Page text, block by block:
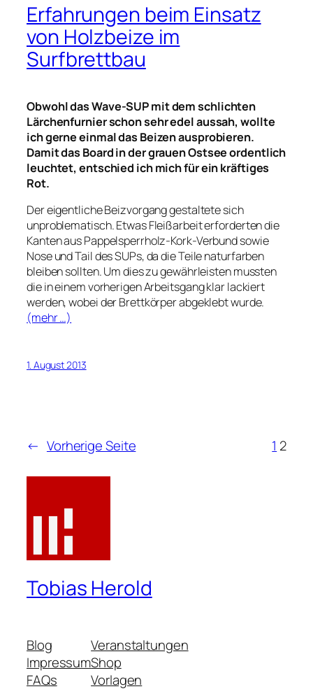
Erfahrungen beim Einsatz
von Holzbeize im
Surfbrettbau
Obwohl das Wave-SUP mit dem schlichten
Lärchenfurnier schon sehr edel aussah, wollte
ich gerne einmal das Beizen ausprobieren.
Damit das Board in der grauen Ostsee ordentlich
leuchtet, entschied ich mich für ein kräftiges
Rot.
Der eigentliche Beizvorgang gestaltete sich
unproblematisch. Etwas Fleißarbeit erforderten die
Kanten aus Pappelsperrholz-Kork-Verbund sowie
Nose und Tail des SUPs, da die Teile naturfarben
bleiben sollten. Um dies zu gewährleisten mussten
die in einem vorherigen Arbeitsgang klar lackiert
werden, wobei der Brettkörper abgeklebt wurde.
(mehr …)
1. August 2013
← Vorherige Seite 1 2
Tobias Herold
Blog
Impressum
FAQs
Veranstaltungen
Shop
Vorlagen